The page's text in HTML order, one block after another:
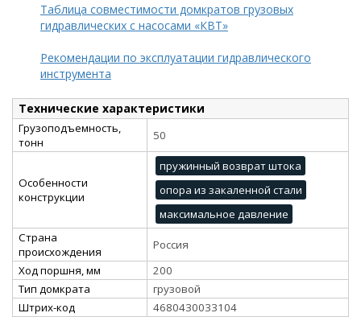
Таблица совместимости домкратов грузовых
гидравлических с насосами «КВТ»
Рекомендации по эксплуатации гидравлического
инструмента
Технические характеристики
Грузоподъемность,
тонн
50
Особенности
конструкции
пружинный возврат штока
опора из закаленной стали
максимальное давление
Страна
происхождения
Россия
Ход поршня, мм
200
Тип домкрата
грузовой
Штрих-код
4680430033104